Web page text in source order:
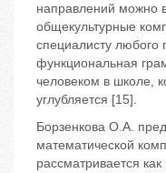
направлений можно
общекультурные
специалисту
функциональная
человеком в школе,
углубляется [15].
Борзенкова О.А.
математической
рассматривается